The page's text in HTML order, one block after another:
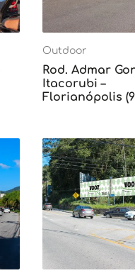
Outdoor
Rod. Admar
Itacorubi –
Florianópolis